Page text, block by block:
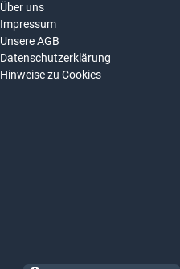
Über uns
Impressum
Unsere AGB
Datenschutzerklärung
Hinweise zu Cookies